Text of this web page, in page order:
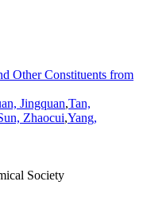
Other Constituents from
Jingquan,Tan,
Zhaocui,Yang,
Society